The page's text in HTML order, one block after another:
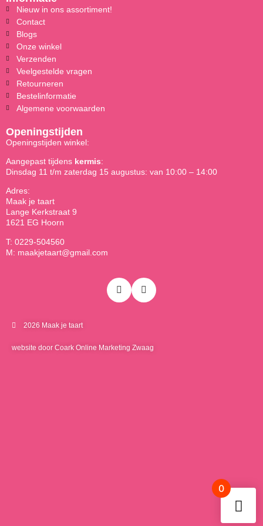
Nieuw in ons assortiment!
Contact
Blogs
Onze winkel
Verzenden
Veelgestelde vragen
Retourneren
Bestelinformatie
Algemene voorwaarden
Openingstijden
Openingstijden winkel:
Aangepast tijdens kermis:
Dinsdag 11 t/m zaterdag 15 augustus: van 10:00 – 14:00
Adres:
Maak je taart
Lange Kerkstraat 9
1621 EG Hoorn
T: 0229-504560
M: maakjetaart@gmail.com
2026 Maak je taart
website door Coark Online Marketing Zwaag
0